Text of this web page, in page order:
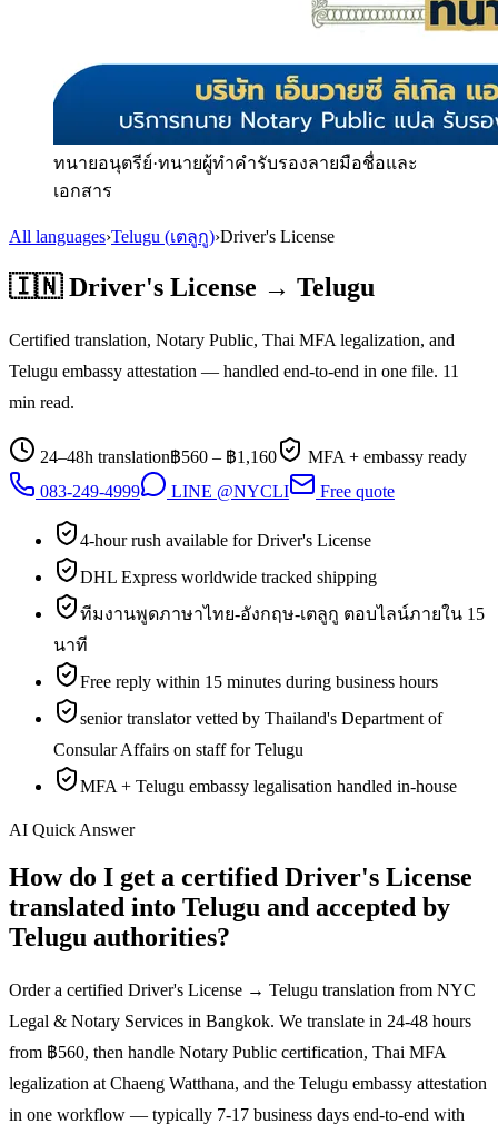
ทนายอนุตรีย์·ทนายผู้ทำคำรับรองลายมือชื่อและ
เอกสาร
All languages›Telugu (เตลูกู)›Driver's License
🇮🇳 Driver's License → Telugu
Certified translation, Notary Public, Thai MFA legalization, and
Telugu embassy attestation — handled end-to-end in one file. 11
min read.
24–48h translation฿560 – ฿1,160
MFA + embassy ready
083-249-4999
LINE @NYCLI Free quote
4-hour rush available for Driver's License
DHL Express worldwide tracked shipping
ทีมงานพูดภาษาไทย-อังกฤษ-เตลูกู ตอบไลน์ภายใน 15
นาที
Free reply within 15 minutes during business hours
senior translator vetted by Thailand's Department of
Consular Affairs on staff for Telugu
MFA + Telugu embassy legalisation handled in-house
AI Quick Answer
How do I get a certified Driver's License
translated into Telugu and accepted by
Telugu authorities?
Order a certified Driver's License → Telugu translation from NYC
Legal & Notary Services in Bangkok. We translate in 24-48 hours
from ฿560, then handle Notary Public certification, Thai MFA
legalization at Chaeng Watthana, and the Telugu embassy attestation
in one workflow — typically 7-17 business days end-to-end with